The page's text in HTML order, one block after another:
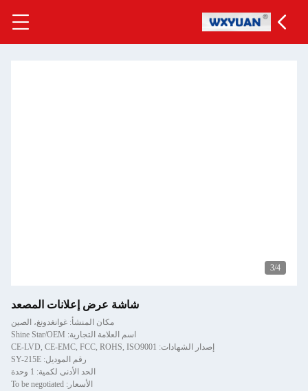
3/4
شاشة عرض إعلانات المصعد
مكان المنشأ: غوانغدونغ، الصين
اسم العلامة التجارية: Shine Star/OEM
إصدار الشهادات: CE-LVD, CE-EMC, FCC, ROHS, ISO9001
رقم الموديل: SY-215E
الحد الأدنى لكمية: 1 وحدة
الأسعار: To be negotiated